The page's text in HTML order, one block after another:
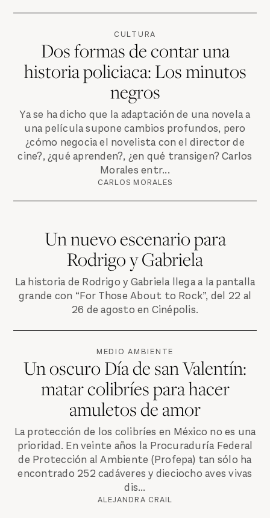
CULTURA
Dos formas de contar una
historia policiaca: Los minutos
negros
Ya se ha dicho que la adaptación de una novela a
una película supone cambios profundos, pero
¿cómo negocia el novelista con el director de
cine?, ¿qué aprenden?, ¿en qué transigen? Carlos
Morales entr...
CARLOS MORALES
Un nuevo escenario para
Rodrigo y Gabriela
La historia de Rodrigo y Gabriela llega a la pantalla
grande con “For Those About to Rock”, del 22 al
26 de agosto en Cinépolis.
MEDIO AMBIENTE
Un oscuro Día de san Valentín:
matar colibríes para hacer
amuletos de amor
La protección de los colibríes en México no es una
prioridad. En veinte años la Procuraduría Federal
de Protección al Ambiente (Profepa) tan sólo ha
encontrado 252 cadáveres y dieciocho aves vivas
dis...
ALEJANDRA CRAIL